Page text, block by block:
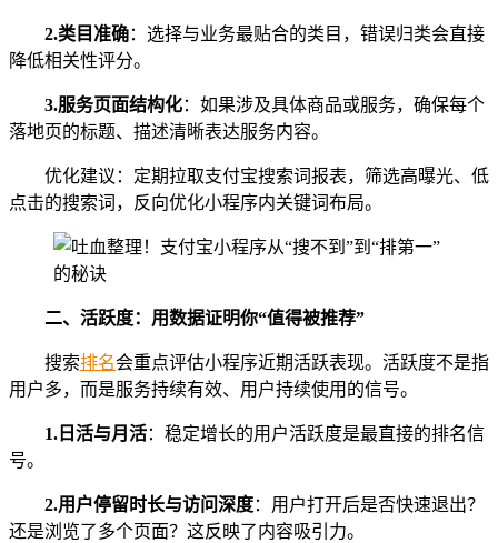
2.类目准确：选择与业务最贴合的类目，错误归类会直接
降低相关性评分。
3.服务页面结构化：如果涉及具体商品或服务，确保每个
落地页的标题、描述清晰表达服务内容。
优化建议：定期拉取支付宝搜索词报表，筛选高曝光、低
点击的搜索词，反向优化小程序内关键词布局。
二、活跃度：用数据证明你“值得被推荐”
搜索排名会重点评估小程序近期活跃表现。活跃度不是指
用户多，而是服务持续有效、用户持续使用的信号。
1. 日活与月活：稳定增长的用户活跃度是最直接的排名信
号。
2.用户停留时长与访问深度：用户打开后是否快速退出？
还是浏览了多个页面？这反映了内容吸引力。